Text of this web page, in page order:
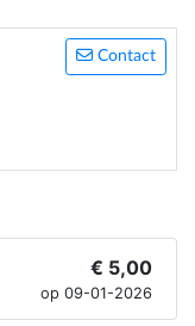
Contact
€ 5,00
op 09-01-2026